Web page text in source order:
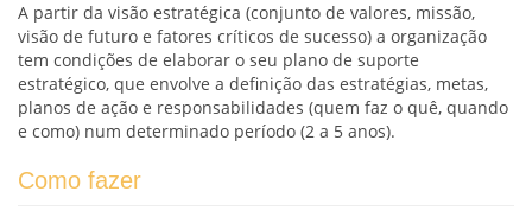
A partir da visão estratégica (conjunto de valores, missão,
visão de futuro e fatores críticos de sucesso) a organização
tem condições de elaborar o seu plano de suporte
estratégico, que envolve a definição das estratégias, metas,
planos de ação e responsabilidades (quem faz o quê, quando
e como) num determinado período (2 a 5 anos).
Como fazer